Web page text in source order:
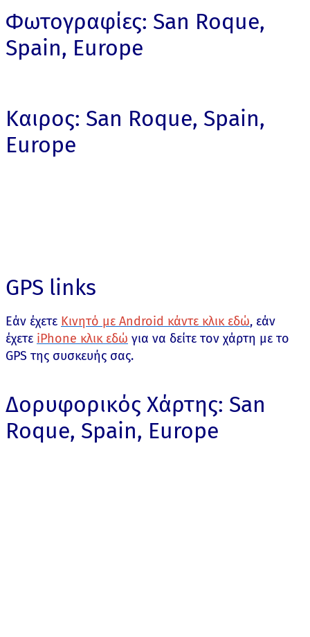
Φωτογραφίες: San Roque,
Spain, Europe
Καιρος: San Roque, Spain,
Europe
GPS links
Εάν έχετε Κινητό με Android κάντε κλικ εδώ, εάν
έχετε iPhone κλικ εδώ για να δείτε τον χάρτη με το
GPS της συσκευής σας.
Δορυφορικός Χάρτης: San
Roque, Spain, Europe